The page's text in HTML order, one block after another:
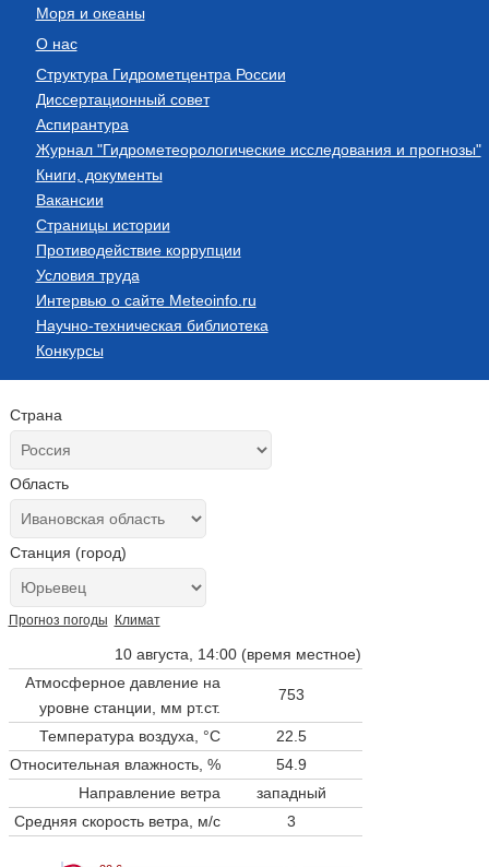
Моря и океаны
О нас
Структура Гидрометцентра России
Диссертационный совет
Аспирантура
Журнал "Гидрометеорологические исследования и прогнозы"
Книги, документы
Вакансии
Страницы истории
Противодействие коррупции
Условия труда
Интервью о сайте Meteoinfo.ru
Научно-техническая библиотека
Конкурсы
Страна
Область
Станция (город)
Прогноз погоды Климат
10 августа, 14:00 (время местное)
Атмосферное давление на
уровне станции, мм рт.ст.
753
Температура воздуха, °C
22.5
Относительная влажность, %
54.9
Направление ветра
западный
Средняя скорость ветра, м/с
3